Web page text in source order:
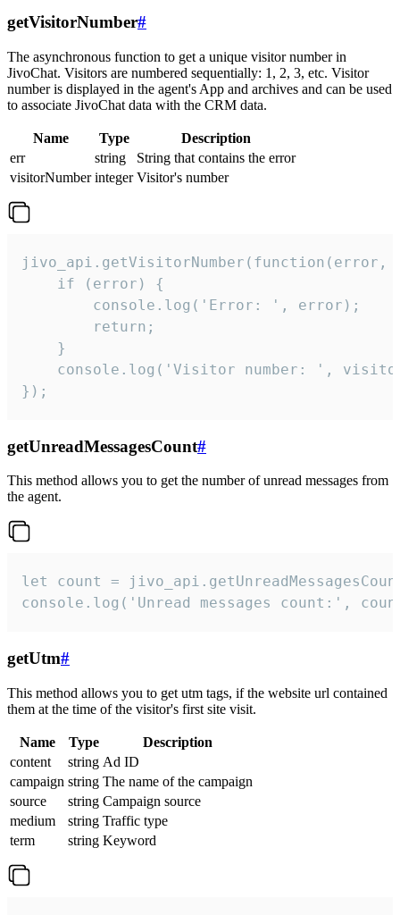
getVisitorNumber#
The asynchronous function to get a unique visitor number in
JivoChat. Visitors are numbered sequentially: 1, 2, 3, etc. Visitor
number is displayed in the agent's App and archives and can be used
to associate JivoChat data with the CRM data.
Name Type
Description
err
string
String that contains the error
visitorNumber integer Visitor's number
jivo_api.getVisitorNumber(function(error,
    if (error) {
        console.log('Error: ', error);
        return;
    }
console.log('Visitor number: ',
});
getUnreadMessagesCount#
This method allows you to get the number of unread messages from
the agent.
let count =
console.log('Unread messages count:',
getUtm#
This method allows you to get utm tags, if the website url contained
them at the time of the visitor's first site visit.
Name Type
Description
content
string Ad ID
campaign string The name of the campaign
source
string Campaign source
medium
string Traffic type
term
string Keyword